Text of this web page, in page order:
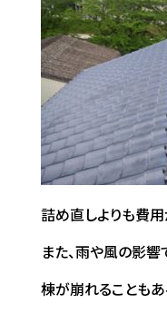
詰め直しよりも費用
また、雨や風の影
棟が崩れることもあ